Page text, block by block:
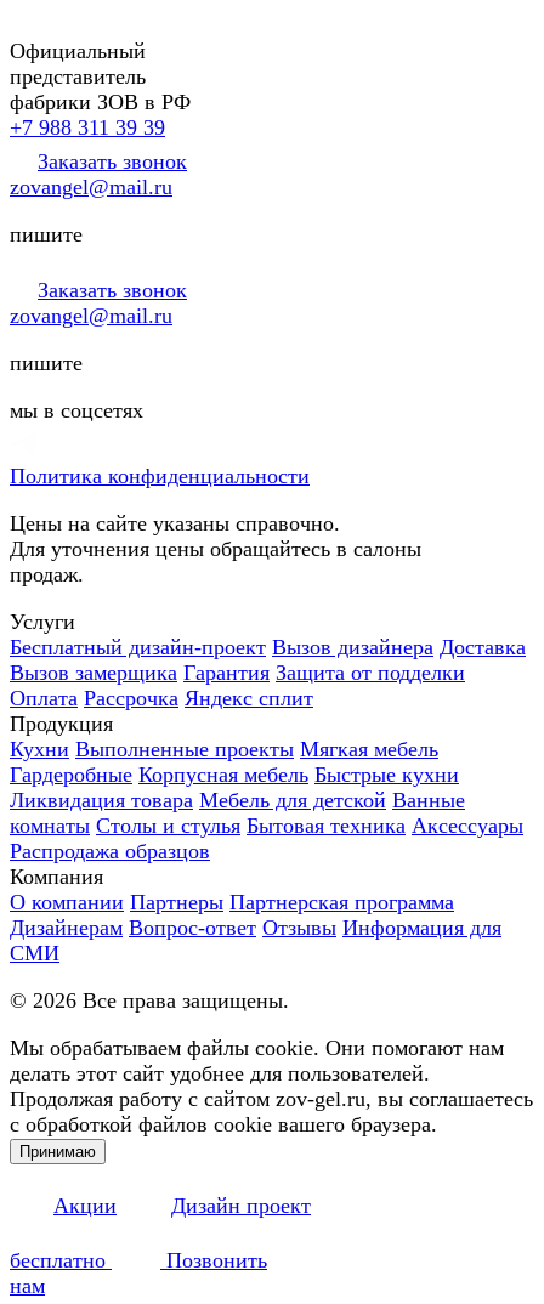
Официальный
представитель
фабрики ЗОВ в РФ
+7 988 311 39 39
Заказать звонок
zovangel@mail.ru
пишите
Заказать звонок
zovangel@mail.ru
пишите
мы в соцсетях
Политика конфиденциальности
Цены на сайте указаны справочно.
Для уточнения цены обращайтесь в салоны
продаж.
Услуги
Бесплатный дизайн-проект Вызов дизайнера Доставка
Вызов замерщика Гарантия Защита от подделки
Оплата Рассрочка Яндекс сплит
Продукция
Кухни Выполненные проекты Мягкая мебель
Гардеробные Корпусная мебель Быстрые кухни
Ликвидация товара Мебель для детской Ванные
комнаты Столы и стулья Бытовая техника Аксессуары
Распродажа образцов
Компания
О компании Партнеры Партнерская программа
Дизайнерам Вопрос-ответ Отзывы Информация для
СМИ
© 2026 Все права защищены.
Мы обрабатываем файлы cookie. Они помогают нам
делать этот сайт удобнее для пользователей.
Продолжая работу с сайтом zov-gel.ru, вы соглашаетесь
с обработкой файлов cookie вашего браузера.
Принимаю
Акции Дизайн проект
бесплатно
Позвонить
нам